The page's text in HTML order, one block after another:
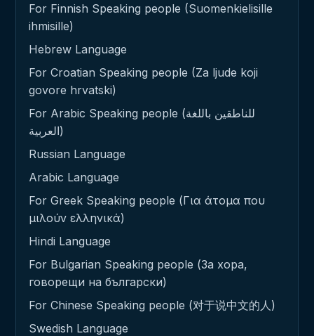
For Finnish Speaking people (Suomenkielisille
ihmisille)
Hebrew Language
For Croatian Speaking people (Za ljude koji
govore hrvatski)
For Arabic Speaking people (للناطقين باللغة
العربية)
Russian Language
Arabic Language
For Greek Speaking people (Για άτομα που
μιλούν ελληνικά)
Hindi Language
For Bulgarian Speaking people (За хора,
говорещи на български)
For Chinese Speaking people (对于说中文的人)
Swedish Language